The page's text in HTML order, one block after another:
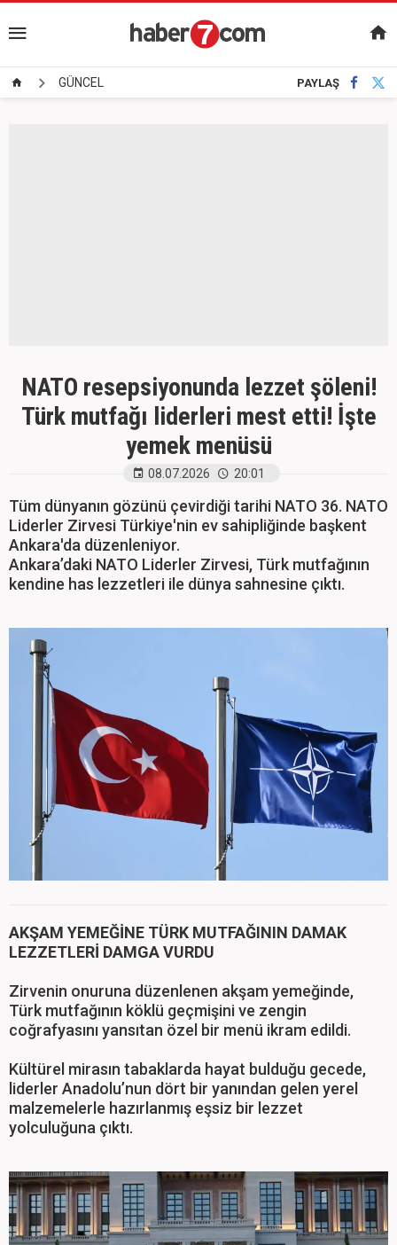
GÜNCEL PAYLAŞ
NATO resepsiyonunda lezzet şöleni!
Türk mutfağı liderleri mest etti! İşte
yemek menüsü
08.07.2026 20:01
Tüm dünyanın gözünü çevirdiği tarihi NATO 36. NATO
Liderler Zirvesi Türkiye'nin ev sahipliğinde başkent
Ankara'da düzenleniyor.
Ankara’daki NATO Liderler Zirvesi, Türk mutfağının
kendine has lezzetleri ile dünya sahnesine çıktı.
AKŞAM YEMEĞİNE TÜRK MUTFAĞININ DAMAK
LEZZETLERİ DAMGA VURDU
Zirvenin onuruna düzenlenen akşam yemeğinde,
Türk mutfağının köklü geçmişini ve zengin
coğrafyasını yansıtan özel bir menü ikram edildi.
Kültürel mirasın tabaklarda hayat bulduğu gecede,
liderler Anadolu’nun dört bir yanından gelen yerel
malzemelerle hazırlanmış eşsiz bir lezzet
yolculuğuna çıktı.